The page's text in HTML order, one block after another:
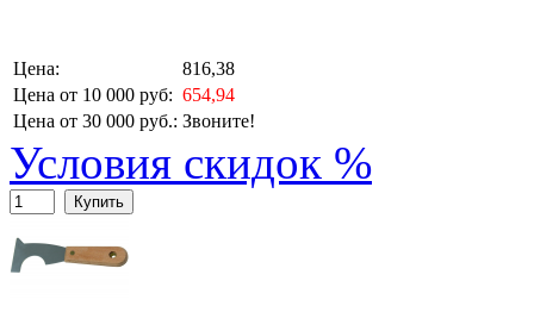
Цена:
816,38
Цена от 10 000 руб: 654,94
Цена от 30 000 руб.: Звоните!
Условия скидок %
Купить